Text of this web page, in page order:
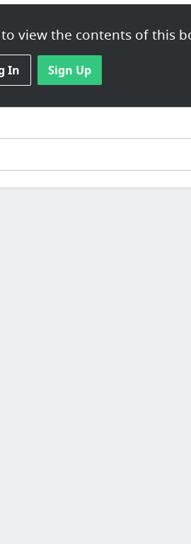
view the contents of this
In Sign Up